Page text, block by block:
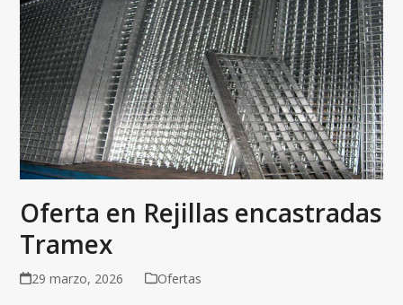
Oferta en Rejillas encastradas
Tramex
29 marzo, 2026 Ofertas